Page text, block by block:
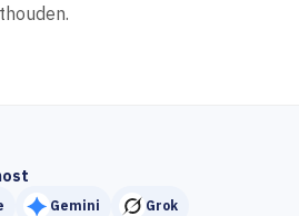
Gemini Grok